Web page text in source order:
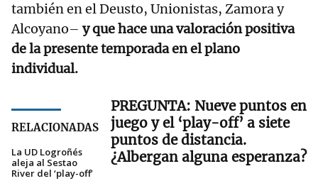
también en el Deusto, Unionistas, Zamora y
Alcoyano– y que hace una valoración positiva
de la presente temporada en el plano
individual.
RELACIONADAS
La UD Logroñés
aleja al Sestao
River del ‘play-off’
Nueve puntos en
juego y el ‘play-off’ a siete
puntos de distancia.
¿Albergan alguna esperanza?